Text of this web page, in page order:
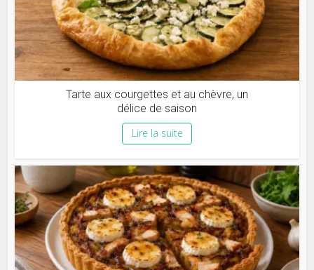
Tarte aux courgettes et au chèvre, un
délice de saison
Lire la suite